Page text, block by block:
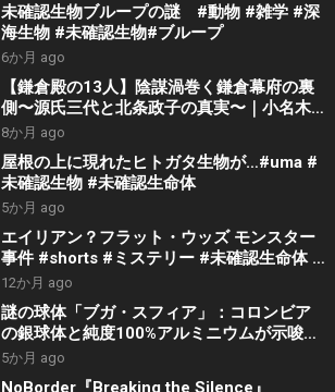
未確認生物ブループの謎 #動物 #雑学 #深
海生物 #未確認生物#ブループ
6か月 ago
【鎌倉殿の13人】陰謀渦巻く鎌倉幕府の裏
側〜源氏三代と北条政子の真実〜｜小名木
善行
8か月 ago
屋根の上に現れたヒトガタ生物が…#uma #
未確認生物 #未確認生命体
5か月 ago
エイリアン？フラット・ウッズ モンスター
事件 #shorts #ミステリー #未確認生命体 #
都市伝説
12か月 ago
謎の球体「ブガ・スフィア」：コロンビア
の銀球体と純度100%アルミニウムが示唆す
る地球外知的生命の痕跡
5か月 ago
NoBorder『Breaking the Silence』